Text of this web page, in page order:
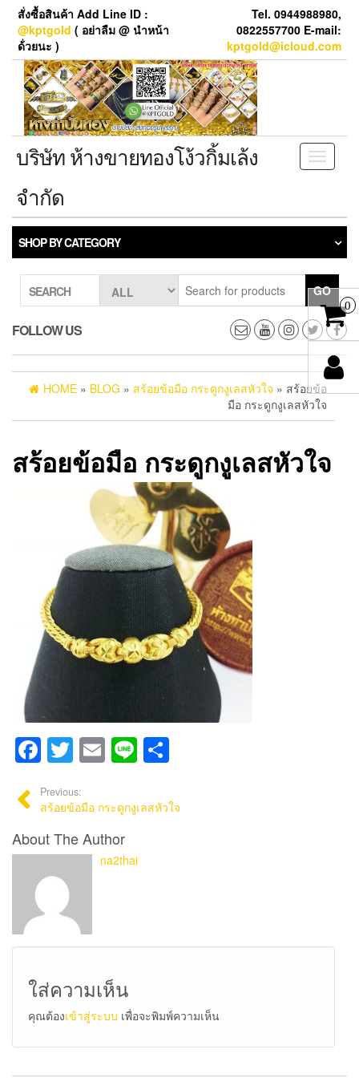
Skip
content
สั่งซื้อสินค้า Add Line ID :
@kptgold ( อย่าลืม @ นำหน้า
ด้่วยนะ )
Tel. 0944988980,
0822557700 E-mail:
kptgold@icloud.com
Toggle
บริษัท ห้างขายทองโง้วกิ้มเล้ง
จำกัด
SHOP BY CATEGORY
SEARCH GO
FOLLOW US
HOME » BLOG » สร้อยข้อมือ กระดูกงูเลสหัวใจ » สร้อยข้อ
มือ กระดูกงูเลสหัวใจ
สร้อยข้อมือ กระดูกงูเลสหัวใจ
Facebook
Twitter
Email
Line
Previous:
สร้อยข้อมือ กระดูกงูเลสหัวใจ
About The Author
na2thai
ใส่ความเห็น
คุณต้องเข้าสู่ระบบ เพื่อจะพิมพ์ความเห็น
0